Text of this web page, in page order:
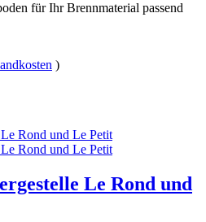
für Ihr Brennmaterial passend
)
Le Rond und